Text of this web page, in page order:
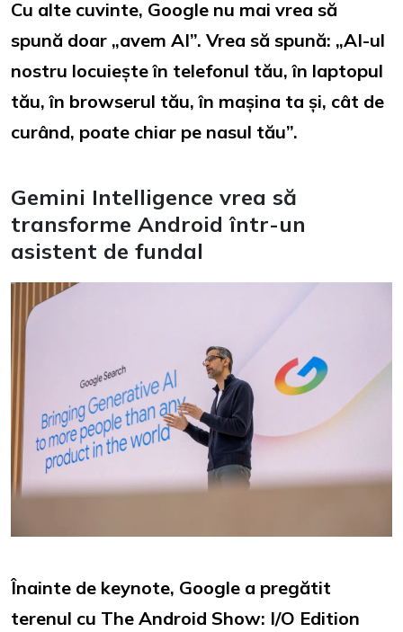
Cu alte cuvinte, Google nu mai vrea să
spună doar „avem AI”. Vrea să spună: „AI-ul
nostru locuiește în telefonul tău, în laptopul
tău, în browserul tău, în mașina ta și, cât de
curând, poate chiar pe nasul tău”.
Gemini Intelligence vrea să
transforme Android într-un
asistent de fundal
Înainte de keynote, Google a pregătit
terenul cu The Android Show: I/O Edition